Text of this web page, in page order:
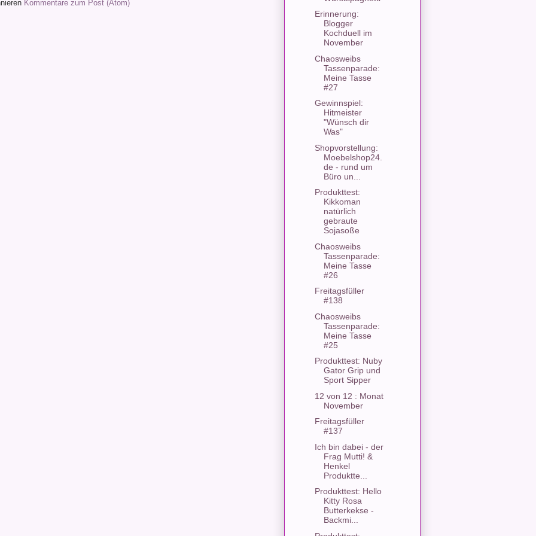
Kommentare zum Post (Atom)
Erinnerung:
Blogger
Kochduell im
November
Chaosweibs
Tassenparade:
Meine Tasse
#27
Gewinnspiel:
Hitmeister
"Wünsch dir
Was"
Shopvorstellung:
Moebelshop24.
de - rund um
Büro un...
Produkttest:
Kikkoman
natürlich
gebraute
Sojasoße
Chaosweibs
Tassenparade:
Meine Tasse
#26
Freitagsfüller
#138
Chaosweibs
Tassenparade:
Meine Tasse
#25
Produkttest: Nuby
Gator Grip und
Sport Sipper
12 von 12 : Monat
November
Freitagsfüller
#137
Ich bin dabei - der
Frag Mutti! &
Henkel
Produktte...
Produkttest: Hello
Kitty Rosa
Butterkekse -
Backmi...